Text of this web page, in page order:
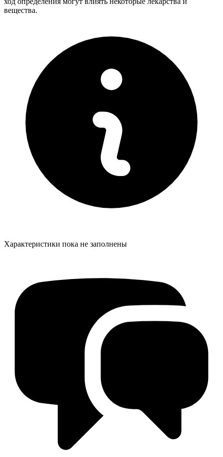
вещества.
Характеристики пока не заполнены